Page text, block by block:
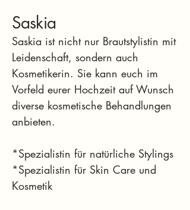
Saskia
Saskia ist nicht nur Brautstylistin mit
Leidenschaft, sondern auch
Kosmetikerin. Sie kann euch im
Vorfeld eurer Hochzeit auf Wunsch
diverse kosmetische Behandlungen
anbieten.
*Spezialistin für natürliche Stylings
*Spezialistin für Skin Care und
Kosmetik